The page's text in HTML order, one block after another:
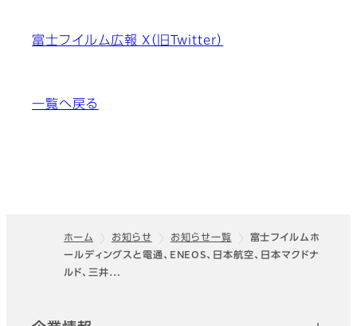
富士フイルム広報 X（旧Twitter）
一覧へ戻る
フッター
ホーム お知らせ お知らせ一覧
富士フイルムホ
ールディングスと電通、ENEOS、日本航空、日本マクドナ
ルド、三井…
クイックリンク